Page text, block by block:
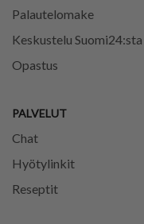
Palautelomake
Keskustelu Suomi24:sta
Opastus
PALVELUT
Chat
Hyötylinkit
Reseptit